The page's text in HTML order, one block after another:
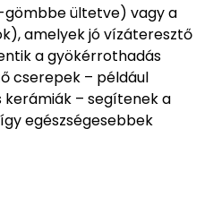
ültetve) vagy a
amelyek jó vízáteresztő
a gyökérrothadás
cserepek – például
– segítenek a
egészségesebbek